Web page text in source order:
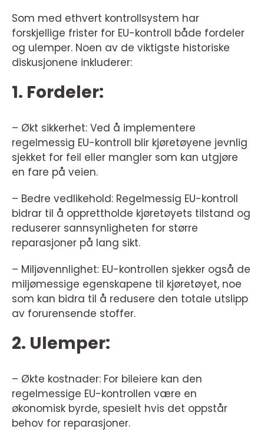
Som med ethvert kontrollsystem har
forskjellige frister for EU-kontroll både fordeler
og ulemper. Noen av de viktigste historiske
diskusjonene inkluderer:
1. Fordeler:
– Økt sikkerhet: Ved å implementere
regelmessig EU-kontroll blir kjøretøyene jevnlig
sjekket for feil eller mangler som kan utgjøre
en fare på veien.
– Bedre vedlikehold: Regelmessig EU-kontroll
bidrar til å opprettholde kjøretøyets tilstand og
reduserer sannsynligheten for større
reparasjoner på lang sikt.
– Miljøvennlighet: EU-kontrollen sjekker også de
miljømessige egenskapene til kjøretøyet, noe
som kan bidra til å redusere den totale utslipp
av forurensende stoffer.
2. Ulemper:
– Økte kostnader: For bileiere kan den
regelmessige EU-kontrollen være en
økonomisk byrde, spesielt hvis det oppstår
behov for reparasjoner.